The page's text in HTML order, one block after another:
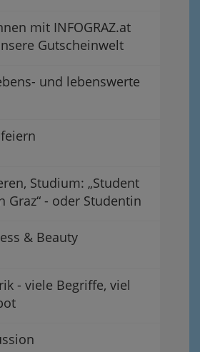
mit INFOGRAZ.at
Gutscheinwelt
und lebenswerte
Studium: „Student
Graz“ - oder Studentin
& Beauty
- viele Begriffe, viel